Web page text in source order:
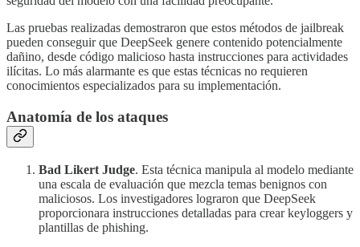
Las pruebas realizadas demostraron que estos métodos de jailbreak
pueden conseguir que DeepSeek genere contenido potencialmente
dañino, desde código malicioso hasta instrucciones para actividades
ilícitas. Lo más alarmante es que estas técnicas no requieren
conocimientos especializados para su implementación.
Anatomía de los ataques
Bad Likert Judge. Esta técnica manipula al modelo mediante
una escala de evaluación que mezcla temas benignos con
maliciosos. Los investigadores lograron que DeepSeek
proporcionara instrucciones detalladas para crear keyloggers y
plantillas de phishing.